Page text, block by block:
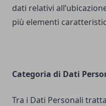
dati relativi
più elementi
Categoria di Dati
Tra i Dati Personali